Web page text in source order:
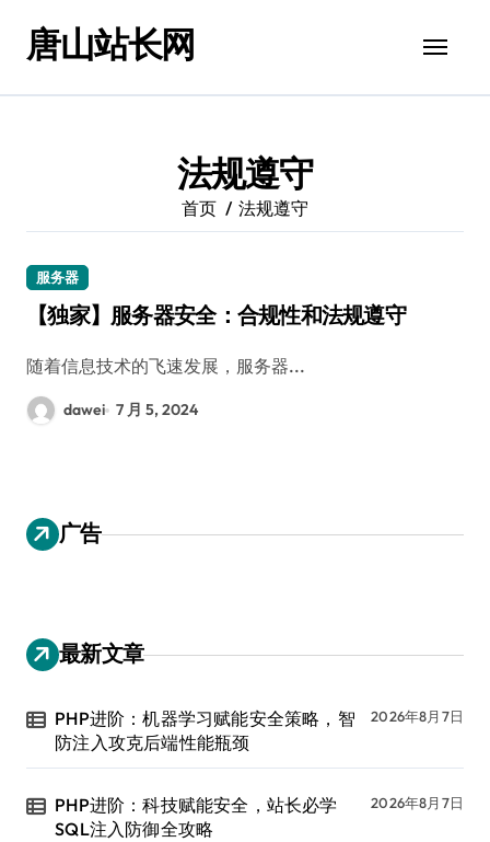
唐山站长网
法规遵守
首页 法规遵守
服务器
【独家】服务器安全：合规性和法规遵守
随着信息技术的飞速发展，服务器...
dawei 7 月 5, 2024
广告
最新文章
PHP进阶：机器学习赋能安全策略，智
防注入攻克后端性能瓶颈
2026年8月7日
PHP进阶：科技赋能安全，站长必学
SQL注入防御全攻略
2026年8月7日